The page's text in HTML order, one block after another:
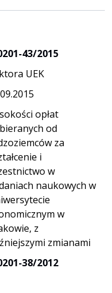
43/2015
UEK
opłat
od
za
i
w
naukowych w
w
z
zmianami
38/2012